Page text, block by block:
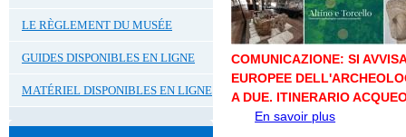
LE RÈGLEMENT DU MUSÉE
GUIDES DISPONIBLES EN LIGNE
MATÉRIEL DISPONIBLES EN LIGNE
COMUNICAZIONE: SI
EUROPEE
A DUE. ITINERARIO
En savoir plus